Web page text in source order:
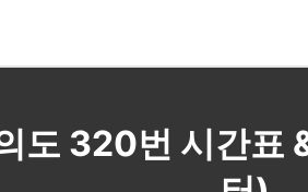
320번 시간표